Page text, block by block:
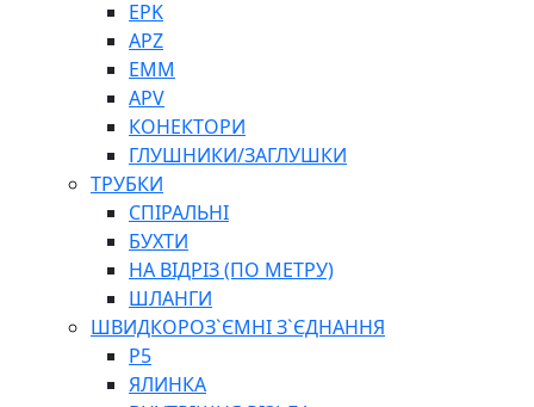
EPK
APZ
EMM
APV
КОНЕКТОРИ
ГЛУШНИКИ/ЗАГЛУШКИ
ТРУБКИ
СПІРАЛЬНІ
БУХТИ
НА ВІДРІЗ (ПО МЕТРУ)
ШЛАНГИ
ШВИДКОРОЗ`ЄМНІ З`ЄДНАННЯ
P5
ЯЛИНКА